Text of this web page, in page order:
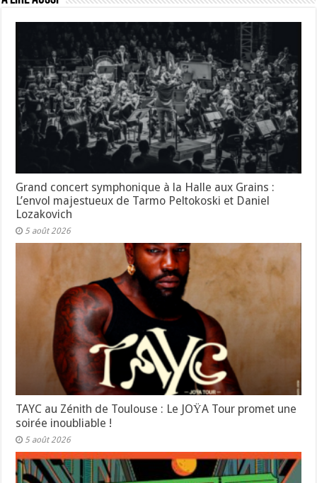
Grand concert symphonique à la Halle aux Grains :
L’envol majestueux de Tarmo Peltokoski et Daniel
Lozakovich
5 août 2026
TAYC au Zénith de Toulouse : Le JOŸA Tour promet une
soirée inoubliable !
5 août 2026